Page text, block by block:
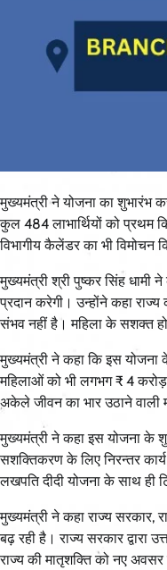
मुख्यमंत्री ने योजना का शुभारंभ
कुल 484 लाभार्थियों को प्रथम
विभागीय कैलेंडर का भी विमोचन
मुख्यमंत्री श्री पुष्कर सिंह धामी
प्रदान करेगी। उन्होंने कहा
संभव नहीं है। महिला के सशक्त
मुख्यमंत्री ने कहा कि इस
महिलाओं को भी लगभग ₹ 4
अकेले जीवन का भार उठाने वाली
मुख्यमंत्री ने कहा इस योजना के
सशक्तिकरण के लिए निरन्तर
लखपति दीदी योजना के साथ ही
मुख्यमंत्री ने कहा राज्य सरकार,
बढ़ रही है। राज्य सरकार
राज्य की मातृशक्ति को नए अवसर